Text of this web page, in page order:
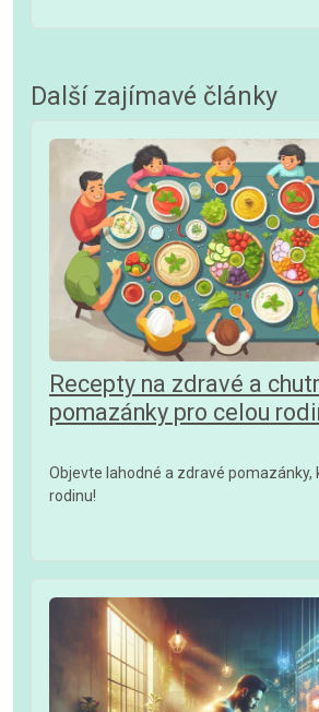
Další zajímavé články
Recepty na zdravé a
pomazánky pro celou
Objevte lahodné a zdravé pomazánky,
rodinu!